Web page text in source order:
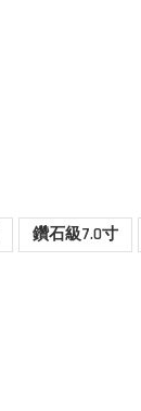
鑽石級7.0寸